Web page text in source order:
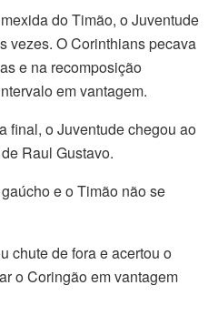
do Timão, o Juventude
vezes. O Corinthians pecava
e na recomposição
em vantagem.
final, o Juventude chegou ao
Raul Gustavo.
e o Timão não se
chute de fora e acertou o
o Coringão em vantagem